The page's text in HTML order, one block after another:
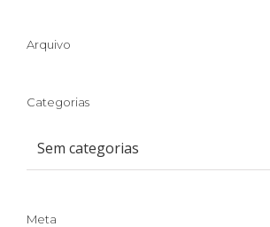
Arquivo
Categorias
Sem categorias
Meta